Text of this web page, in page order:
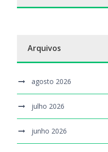
Arquivos
agosto 2026
julho 2026
junho 2026